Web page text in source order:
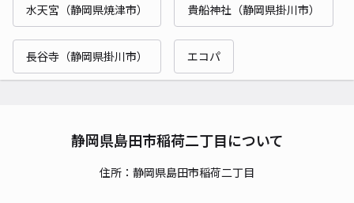
水天宮（静岡県焼津市） 貴船神社（静岡県掛川市）
長谷寺（静岡県掛川市） エコパ
静岡県島田市稲荷二丁目について
住所：静岡県島田市稲荷二丁目